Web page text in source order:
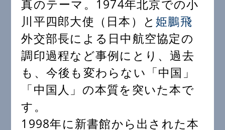
真のテーマ。1974年北京での小
川平四郎大使（日本）と姫鵬飛
外交部長による日中航空協定の
調印過程など事例にとり、過去
も、今後も変わらない「中国」
「中国人」の本質を突いた本で
す。
1998年に新書館から出された本